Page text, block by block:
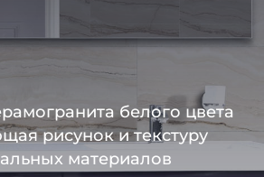
белого цвета
рисунок и текстуру
материалов